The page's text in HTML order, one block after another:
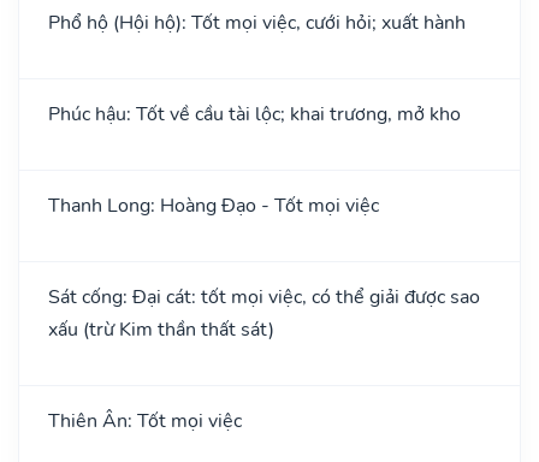
Phổ hộ (Hội hộ): Tốt mọi việc, cưới hỏi; xuất hành
Phúc hậu: Tốt về cầu tài lộc; khai trương, mở kho
Thanh Long: Hoàng Đạo - Tốt mọi việc
Sát cống: Đại cát: tốt mọi việc, có thể giải được sao
xấu (trừ Kim thần thất sát)
Thiên Ân: Tốt mọi việc